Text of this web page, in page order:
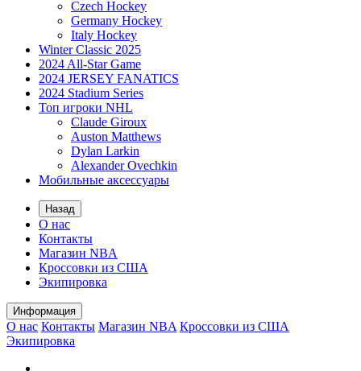
Czech Hockey
Germany Hockey
Italy Hockey
Winter Classic 2025
2024 All-Star Game
2024 JERSEY FANATICS
2024 Stadium Series
Топ игроки NHL
Claude Giroux
Auston Matthews
Dylan Larkin
Alexander Ovechkin
Мобильные аксессуары
Назад
О нас
Контакты
Магазин NBA
Кроссовки из США
Экипировка
Информация
О нас Контакты Магазин NBA Кроссовки из США
Экипировка